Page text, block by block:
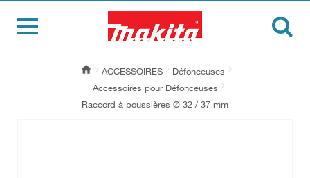
ACCESSOIRES
Défonceuses
Accessoires pour Défonceuses
Raccord à poussières Ø 32 / 37 mm